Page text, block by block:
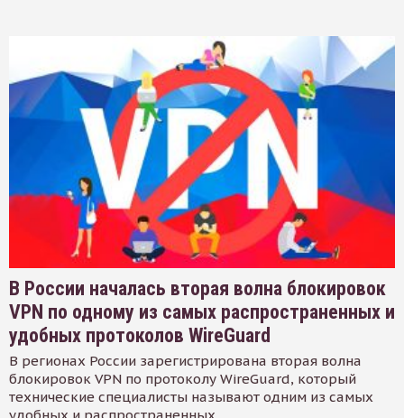
В России началась вторая волна блокировок
VPN по одному из самых распространенных и
удобных протоколов WireGuard
В регионах России зарегистрирована вторая волна
блокировок VPN по протоколу WireGuard, который
технические специалисты называют одним из самых
удобных и распространенных